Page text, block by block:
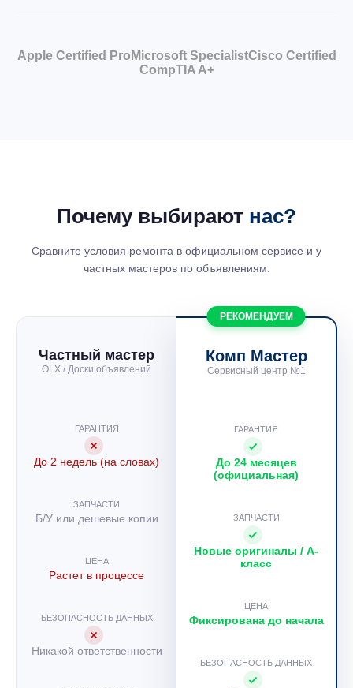
Apple Certified Pro Microsoft SpecialistCisco Certified
CompTIA A+
Почему выбирают нас?
Сравните условия ремонта в официальном сервисе и у
частных мастеров по объявлениям.
Частный мастер
OLX / Доски объявлений
ГАРАНТИЯ
До 2 недель (на словах)
ЗАПЧАСТИ
Б/У или дешевые копии
ЦЕНА
Растет в процессе
БЕЗОПАСНОСТЬ ДАННЫХ
Никакой ответственности
РЕКОМЕНДУЕМ
Комп Мастер
Сервисный центр №1
ГАРАНТИЯ
До 24 месяцев
(официальная)
ЗАПЧАСТИ
Новые оригиналы / A-
класс
ЦЕНА
Фиксирована до начала
БЕЗОПАСНОСТЬ ДАННЫХ